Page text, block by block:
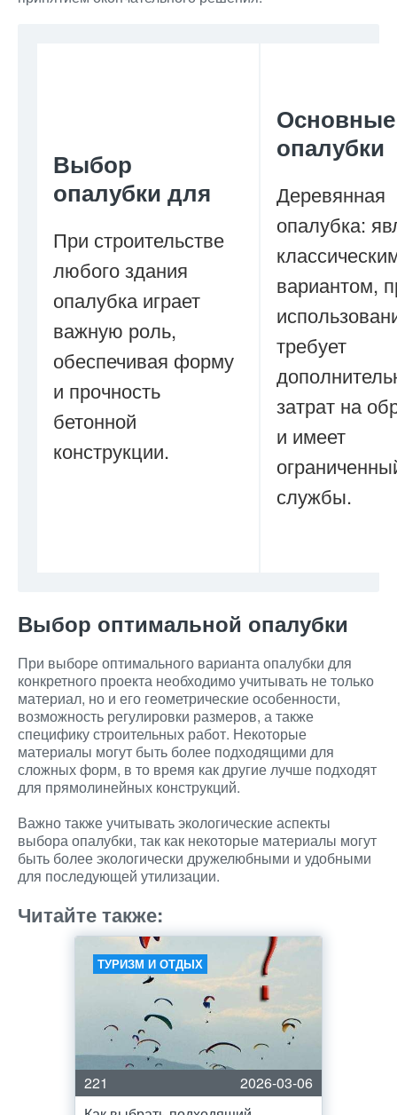
Выбор
опалубки для
При строительстве
любого здания
опалубка играет
важную роль,
обеспечивая форму
и прочность
бетонной
конструкции.
опалубки
Деревянная
опалубка:
вариантом,
требует
затрат на
и имеет
службы.
Выбор оптимальной опалубки
При выборе оптимального варианта опалубки для
конкретного проекта необходимо учитывать не только
материал, но и его геометрические особенности,
возможность регулировки размеров, а также
специфику строительных работ. Некоторые
материалы могут быть более подходящими для
сложных форм, в то время как другие лучше подходят
для прямолинейных конструкций.
Важно также учитывать экологические аспекты
выбора опалубки, так как некоторые материалы могут
быть более экологически дружелюбными и удобными
для последующей утилизации.
Читайте также:
ТУРИЗМ И ОТДЫХ
221
2026-03-06